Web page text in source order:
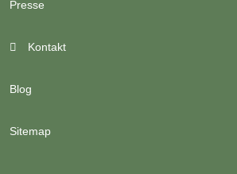
Presse
Kontakt
Blog
Sitemap